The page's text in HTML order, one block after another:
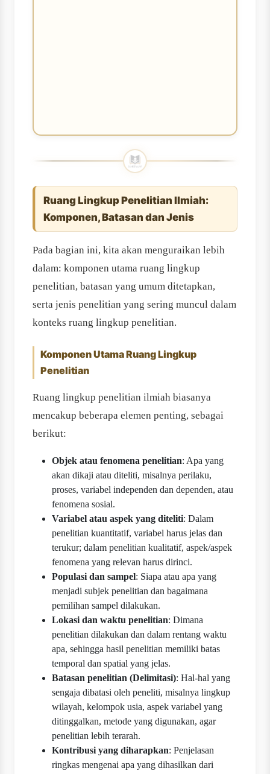
Ruang Lingkup Penelitian Ilmiah:
Komponen, Batasan dan Jenis
Pada bagian ini, kita akan menguraikan lebih
dalam: komponen utama ruang lingkup
penelitian, batasan yang umum ditetapkan,
serta jenis penelitian yang sering muncul dalam
konteks ruang lingkup penelitian.
Komponen Utama Ruang Lingkup
Penelitian
Ruang lingkup penelitian ilmiah biasanya
mencakup beberapa elemen penting, sebagai
berikut:
Objek atau fenomena penelitian: Apa yang
akan dikaji atau diteliti, misalnya perilaku,
proses, variabel independen dan dependen, atau
fenomena sosial.
Variabel atau aspek yang diteliti: Dalam
penelitian kuantitatif, variabel harus jelas dan
terukur; dalam penelitian kualitatif, aspek/aspek
fenomena yang relevan harus dirinci.
Populasi dan sampel: Siapa atau apa yang
menjadi subjek penelitian dan bagaimana
pemilihan sampel dilakukan.
Lokasi dan waktu penelitian: Dimana
penelitian dilakukan dan dalam rentang waktu
apa, sehingga hasil penelitian memiliki batas
temporal dan spatial yang jelas.
Batasan penelitian (Delimitasi): Hal-hal yang
sengaja dibatasi oleh peneliti, misalnya lingkup
wilayah, kelompok usia, aspek variabel yang
ditinggalkan, metode yang digunakan, agar
penelitian lebih terarah.
Kontribusi yang diharapkan: Penjelasan
ringkas mengenai apa yang dihasilkan dari